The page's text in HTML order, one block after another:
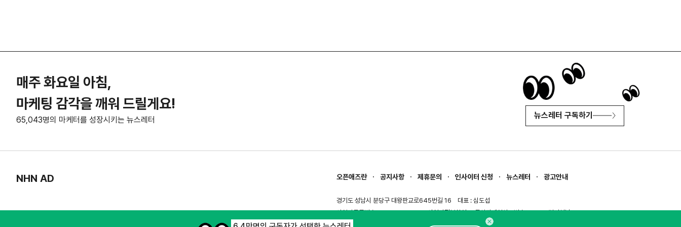
매주 화요일 아침,
마케팅 감각을 깨워 드릴게요!
65,043명의 마케터를 성장시키는 뉴스레터 뉴스레터 구독하기
NHN AD 오픈애즈란 공지사항 제휴문의 인사이터 신청 뉴스레터 광고안내
경기도 성남시 분당구 대왕판교로645번길 16
대표 : 심도섭
사업자등록번호 : 144-81-27690(사업자정보확인)
통신판매업신고번호 : 2014-경기성남-1023
호스팅서비스사업자 : 오픈애즈
서비스•광고 문의 :1800-2198